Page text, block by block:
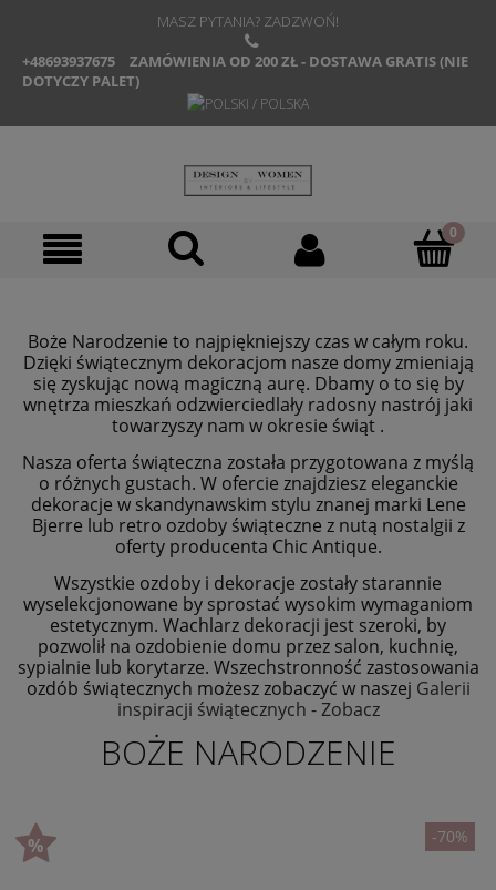
MASZ PYTANIA? ZADZWOŃ!
+48693937675
ZAMÓWIENIA OD 200 ZŁ - DOSTAWA GRATIS (NIE
DOTYCZY PALET)
Boże Narodzenie to najpiękniejszy czas w całym roku.
Dzięki świątecznym dekoracjom nasze domy zmieniają
się zyskując nową magiczną aurę. Dbamy o to się by
wnętrza mieszkań odzwierciedlały radosny nastrój jaki
towarzyszy nam w okresie świąt .
Nasza oferta świąteczna została przygotowana z myślą
o różnych gustach. W ofercie znajdziesz eleganckie
dekoracje w skandynawskim stylu znanej marki Lene
Bjerre lub retro ozdoby świąteczne z nutą nostalgii z
oferty producenta Chic Antique.
Wszystkie ozdoby i dekoracje zostały starannie
wyselekcjonowane by sprostać wysokim wymaganiom
estetycznym. Wachlarz dekoracji jest szeroki, by
pozwolił na ozdobienie domu przez salon, kuchnię,
sypialnie lub korytarze. Wszechstronność zastosowania
ozdób świątecznych możesz zobaczyć w naszej Galerii
inspiracji świątecznych - Zobacz
BOŻE NARODZENIE
-70%